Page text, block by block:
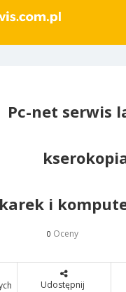
Pc-net serwis
i
0 Oceny
Udostępnij